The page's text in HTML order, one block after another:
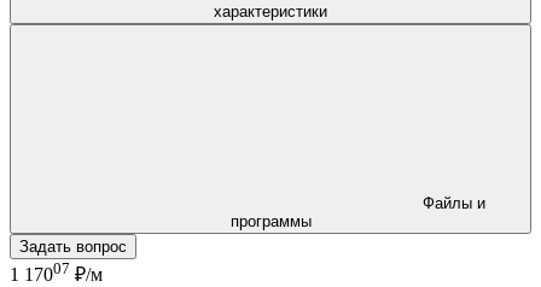
характеристики
программы
Задать вопрос
1 17007 ₽/м